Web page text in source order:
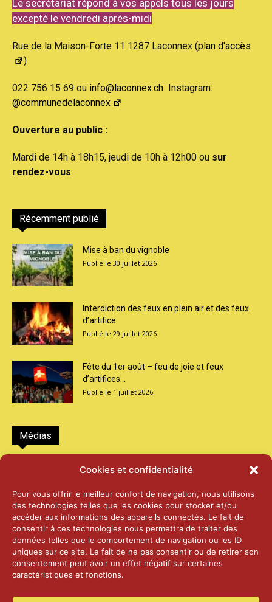
Cookies et confidentialité
Pour vous offrir le meilleur confort de navigation, nous utilisons
des technologies telles que les cookies pour stocker et/ou
accéder aux informations des appareils connectés. Le fait de
consentir à ces technologies nous permettra de traiter des
données telles que le comportement de navigation ou les ID
uniques sur ce site. Le fait de ne pas consentir ou de retirer son
consentement peut avoir un effet négatif sur certaines
caractéristiques et fonctions.
Le secrétariat répond à vos appels tous les jours
excepté le vendredi après-midi
Rue de la Maison-Forte 11 1287 Laconnex (plan d'accès
)
022 756 15 69 ou info@laconnex.ch Instagram:
@communedelaconnex
Ouverture au public :
Mardi de 14h à 18h15, jeudi de 10h à 12h00 ou sur
rendez-vous
Récemment publié
Mise à ban du vignoble
30 juillet 2026
Interdiction des feux en plein air et des feux
d’artifice
29 juillet 2026
Fête du 1er août – feu de joie et feux
d’artifices...
1 juillet 2026
Médias
2026 – Laiterie d’Orsières et Abbaye de St-
25 juin 2026
2025 – Palais Fédéral – Berne
25 juin 2026
14 janvier 2025